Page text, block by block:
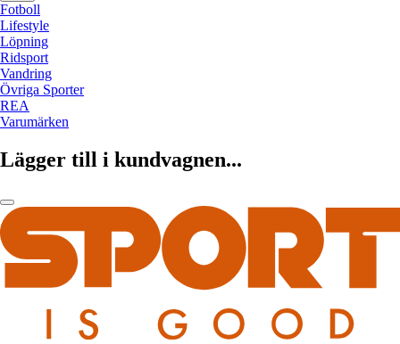
Fotboll
Lifestyle
Löpning
Ridsport
Vandring
Övriga Sporter
REA
Varumärken
Lägger till i kundvagnen...